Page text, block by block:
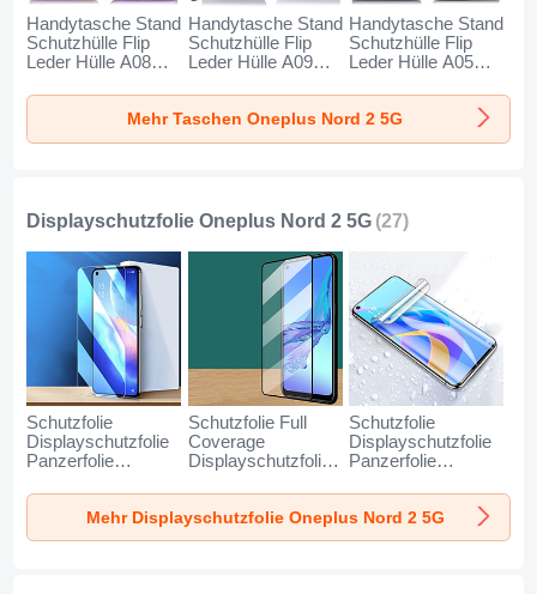
Handytasche Stand
Schutzhülle Flip
Leder Hülle A08D
5G Violett
Handytasche Stand
Schutzhülle Flip
Leder Hülle A09D
5G Braun
Handytasche Stand
Schutzhülle Flip
Leder Hülle A05D
5G Blau
Mehr Taschen Oneplus Nord 2 5G
Displayschutzfolie Oneplus Nord 2 5G (27)
Schutzfolie
Displayschutzfolie
Panzerfolie
Glasfolie Skins
zum Aufkleben
Panzerglas für
Schutzfolie Full
Coverage
Displayschutzfolie
Gehärtetes Glas
Glasfolie Skins
zum Aufkleben
Schutzfolie
Displayschutzfolie
Panzerfolie
Skins zum
Aufkleben Full
Coverage F02 für
Mehr Displayschutzfolie Oneplus Nord 2 5G